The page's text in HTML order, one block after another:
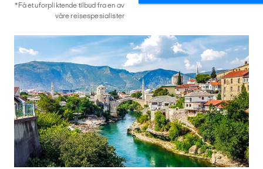
*Få et uforpliktende tilbud fra en av
våre reisespesialister